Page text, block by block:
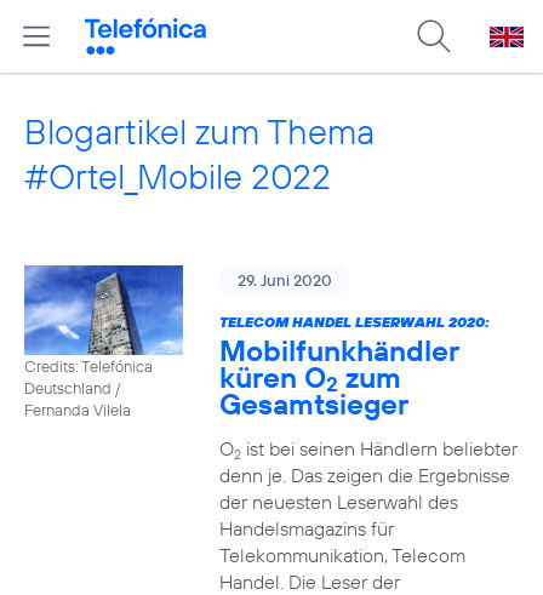
Blogartikel zum Thema
#Ortel_Mobile 2022
Credits: Telefónica
Deutschland /
Fernanda Vilela
29. Juni 2020
TELECOM HANDEL LESERWAHL 2020:
Mobilfunkhändler
küren O2 zum
Gesamtsieger
O2ist bei seinen Händlern beliebter
denn je. Das zeigen die Ergebnisse
der neuesten Leserwahl des
Handelsmagazins für
Telekommunikation, Telecom
Handel. Die Leser der